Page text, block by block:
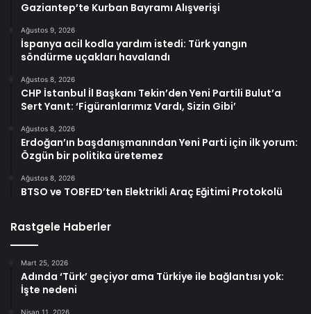
Gaziantep’te Kurban Bayramı Alışverişi
Ağustos 9, 2026
İspanya acil kodla yardım istedi: Türk yangın
söndürme uçakları havalandı
Ağustos 8, 2026
CHP İstanbul İl Başkanı Tekin’den Yeni Partili Bulut’a
Sert Yanıt: ‘Figüranlarımız Vardı, Sizin Gibi’
Ağustos 8, 2026
Erdoğan’ın başdanışmanından Yeni Parti için ilk yorum:
Özgün bir politika üretemez
Ağustos 8, 2026
BTSO ve TOBFED’ten Elektrikli Araç Eğitimi Protokolü
Rastgele Haberler
Mart 25, 2026
Adında ‘Türk’ geçiyor ama Türkiye ile bağlantısı yok:
İşte nedeni
Nisan 11, 2026